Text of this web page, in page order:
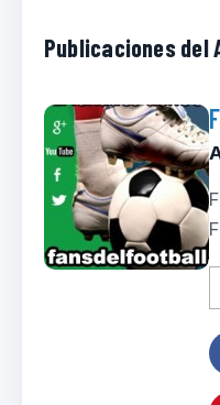
Publicaciones del